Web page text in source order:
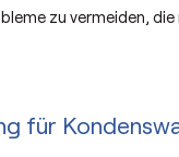
zu vermeiden,
für